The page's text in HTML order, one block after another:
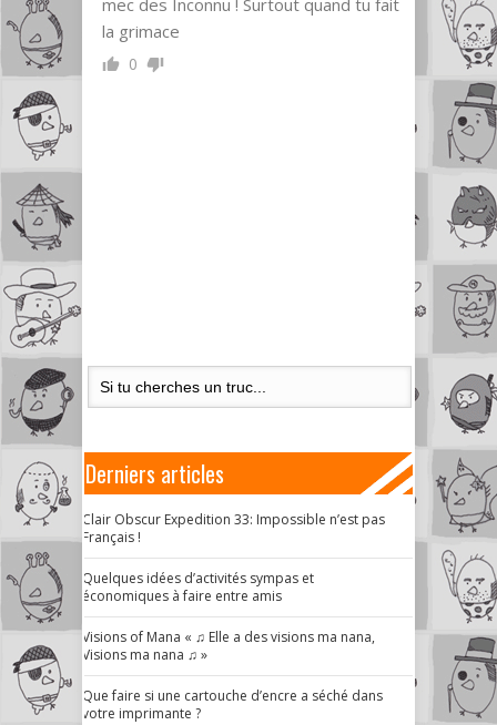
mec des Inconnu ! Surtout quand tu fait
la grimace
0
Derniers articles
Clair Obscur Expedition 33: Impossible n’est pas
Français !
Quelques idées d’activités sympas et
économiques à faire entre amis
Visions of Mana « ♫ Elle a des visions ma nana,
Visions ma nana ♫ »
Que faire si une cartouche d’encre a séché dans
votre imprimante ?